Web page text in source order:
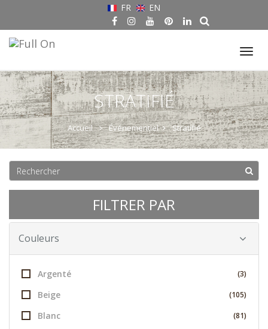
FR EN
STRATIFIÉ
Accueil Événementiel Stratifié
FILTRER PAR
Couleurs
Argenté (3)
Beige (105)
Blanc (81)